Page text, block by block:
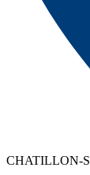
CHATILLON-